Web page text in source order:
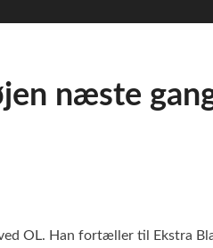
næste
OL. Han fortæller til Ekstra